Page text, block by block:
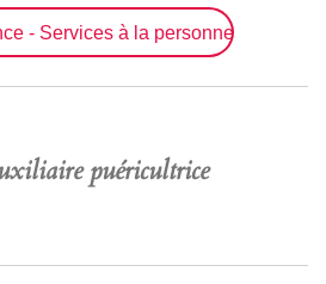
- Services à la personne
puéricultrice